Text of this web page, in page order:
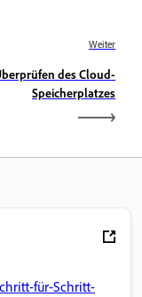
Weiter
des Cloud-
Speicherplatzes
für-Schritt-